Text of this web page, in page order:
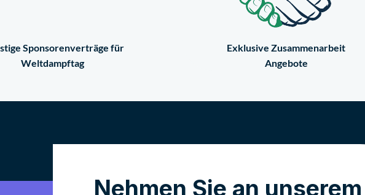
Sponsorenverträge für
Weltdampftag
Exklusive Zusammenarbeit
Angebote
Nehmen Sie an unserem